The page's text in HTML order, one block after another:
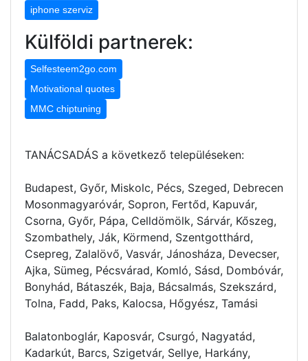
iphone szerviz
Külföldi partnerek:
Selfesteem2go.com
Motivational quotes
MMC chiptuning
TANÁCSADÁS a következő településeken:
Budapest, Győr, Miskolc, Pécs, Szeged, Debrecen
Mosonmagyaróvár, Sopron, Fertőd, Kapuvár,
Csorna, Győr, Pápa, Celldömölk, Sárvár, Kőszeg,
Szombathely, Ják, Körmend, Szentgotthárd,
Csepreg, Zalalövő, Vasvár, Jánosháza, Devecser,
Ajka, Sümeg, Pécsvárad, Komló, Sásd, Dombóvár,
Bonyhád, Bátaszék, Baja, Bácsalmás, Szekszárd,
Tolna, Fadd, Paks, Kalocsa, Hőgyész, Tamási
Balatonboglár, Kaposvár, Csurgó, Nagyatád,
Kadarkút, Barcs, Szigetvár, Sellye, Harkány,